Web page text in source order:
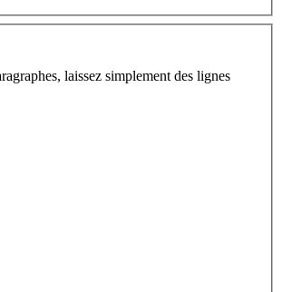
laissez simplement des lignes